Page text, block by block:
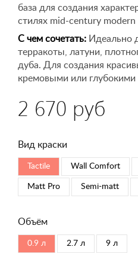
база для создания
стилях mid-century modern
С чем сочетать: Идеально
терракоты, латуни,
дуба. Для создания
кремовыми или
2 670 руб
Вид краски
Tactile Wall Comfort
Matt Pro Semi-matt
Объём
0.9 л 2.7 л 9 л